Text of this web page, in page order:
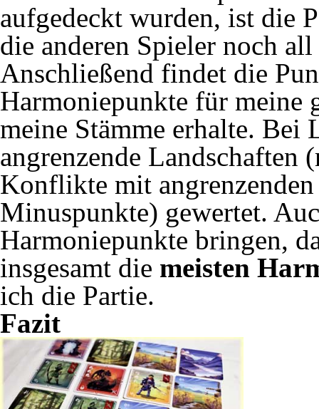
aufgedeckt wurden, ist die
die anderen Spieler noch
Anschließend findet die
Harmoniepunkte für meine
meine Stämme erhalte. Bei
angrenzende Landschaften
Konflikte mit
Minuspunkte) gewertet.
Harmoniepunkte bringen,
insgesamt die meisten
ich die Partie.
Fazit